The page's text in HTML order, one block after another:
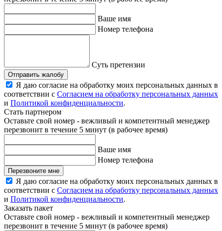
Ваше имя
Номер телефона
Суть претензии
Отправить жалобу
Я даю согласие на обработку моих персональных данных в
соответствии с Согласием на обработку персональных данных
и Политикой конфиденциальности.
Стать партнером
Оставьте свой номер - вежливый и компетентный менеджер
перезвонит в течение 5 минут (в рабочее время)
Ваше имя
Номер телефона
Перезвоните мне
Я даю согласие на обработку моих персональных данных в
соответствии с Согласием на обработку персональных данных
и Политикой конфиденциальности.
Заказать пакет
Оставьте свой номер - вежливый и компетентный менеджер
перезвонит в течение 5 минут (в рабочее время)